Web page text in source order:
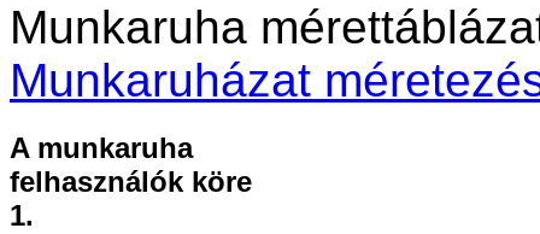
Munkaruha
Munkaruházat
A munkaruha
felhasználók köre
1.